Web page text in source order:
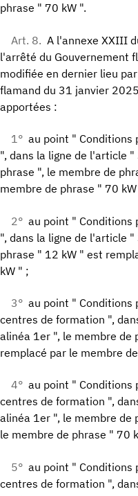
phrase " 70 kW ".
Art. 8. A l'annexe XXIII
l'arrêté du Gouvernement
modifiée en dernier lieu
flamand du 31 janvier
apportées :
1° au point " Conditions
", dans la ligne de l'article
phrase ", le membre de
membre de phrase " 70
2° au point " Conditions
", dans la ligne de l'article
phrase " 12 kW " est
kW " ;
3° au point " Conditions
centres de formation ",
alinéa 1er ", le membre de
remplacé par le membre
4° au point " Conditions
centres de formation ",
alinéa 1er ", le membre de
le membre de phrase " 70
5° au point " Conditions
centres de formation ",